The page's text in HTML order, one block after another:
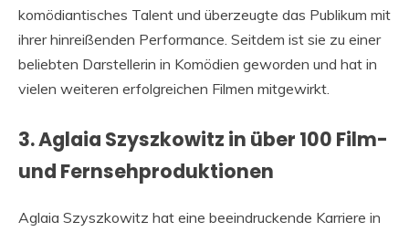
komödiantisches Talent und überzeugte das Publikum mit
ihrer hinreißenden Performance. Seitdem ist sie zu einer
beliebten Darstellerin in Komödien geworden und hat in
vielen weiteren erfolgreichen Filmen mitgewirkt.
3. Aglaia Szyszkowitz in über 100 Film-
und Fernsehproduktionen
Aglaia Szyszkowitz hat eine beeindruckende Karriere in